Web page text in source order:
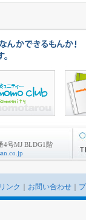
4号MJ BLDG1階
ンク お問い合わせ